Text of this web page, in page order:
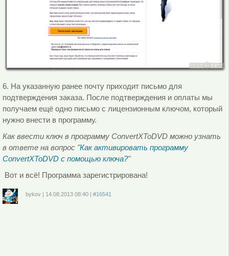
6. На указанную ранее почту приходит письмо для
подтверждения заказа. После подтверждения и оплаты мы
получаем ещё одно письмо с лицензионным ключом, который
нужно внести в программу.
Как ввести ключ в программу ConvertXToDVD можно узнать
в ответе на вопрос "Как активировать программу
ConvertXToDVD с помощью ключа?"
Вот и всё! Программа зарегистрирована!
bykov| 14.08.2013 08:40| #16541